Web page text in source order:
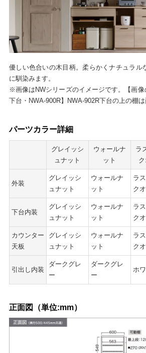
優しい色合いの木目柄。柔らかくナチュラル
に馴染みます。
※画像はNWシリーズのイメージです。【画像
下台・NWA-900R】NWA-902R下台の上の棚は
パーツカラー詳細
グレイッシ
ュナット
ウォールナ
ット
ラ
外装
グレイッシ
ュナット
ウォールナ
ット
ラ
ク
下台内装
グレイッシ
ュナット
ウォールナ
ット
ラ
ク
カウンター
天板
グレイッシ
ュナット
ウォールナ
ット
ラ
ク
引出し内装
ダークグレ
ー
ダークグレ
ー
ホ
正面図（単位:mm）